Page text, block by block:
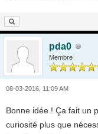
pda0
Membre
08-03-2016, 11:09 AM
Bonne idée ! Ça fait un
curiosité plus que